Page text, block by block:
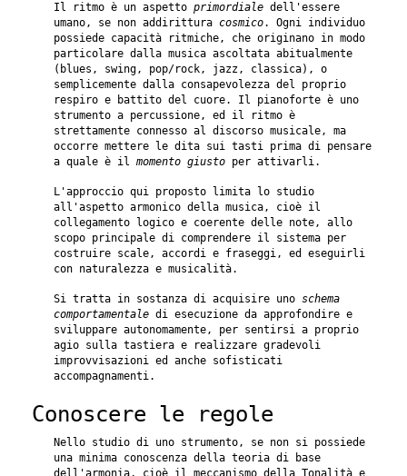
Il ritmo è un aspetto primordiale dell'essere
umano, se non addirittura cosmico. Ogni individuo
possiede capacità ritmiche, che originano in modo
particolare dalla musica ascoltata abitualmente
(blues, swing, pop/rock, jazz, classica), o
semplicemente dalla consapevolezza del proprio
respiro e battito del cuore. Il pianoforte è uno
strumento a percussione, ed il ritmo è
strettamente connesso al discorso musicale, ma
occorre mettere le dita sui tasti prima di pensare
a quale è il momento giusto per attivarli.
L'approccio qui proposto limita lo studio
all'aspetto armonico della musica, cioè il
collegamento logico e coerente delle note, allo
scopo principale di comprendere il sistema per
costruire scale, accordi e fraseggi, ed eseguirli
con naturalezza e musicalità.
Si tratta in sostanza di acquisire uno schema
comportamentale di esecuzione da approfondire e
sviluppare autonomamente, per sentirsi a proprio
agio sulla tastiera e realizzare gradevoli
improvvisazioni ed anche sofisticati
accompagnamenti.
Conoscere le regole
Nello studio di uno strumento, se non si possiede
una minima conoscenza della teoria di base
dell'armonia, cioè il meccanismo della Tonalità e